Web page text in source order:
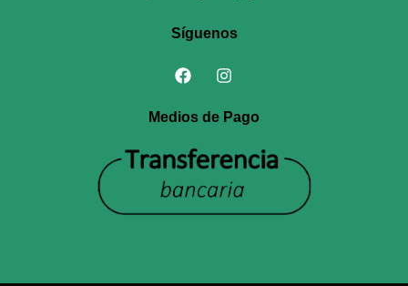
Síguenos
Medios de Pago